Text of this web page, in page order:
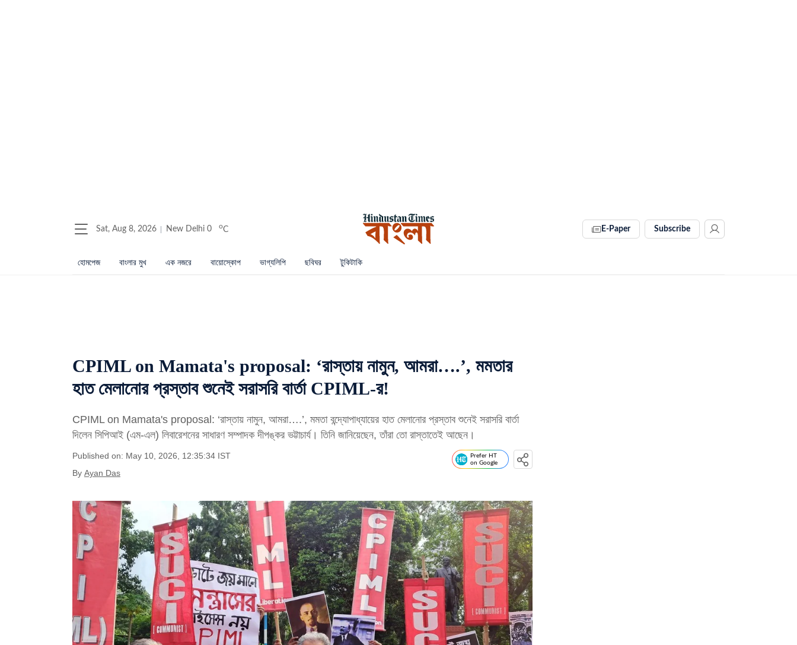
Sat, Aug 8, 2026 New Delhi 0 oC E-Paper Subscribe
হোমপেজ বাংলার মুখ এক নজরে বায়োস্কোপ ভাগ্যলিপি ছবিঘর টুকিটাকি
CPIML on Mamata's proposal: ‘রাস্তায় নামুন, আমরা….’, মমতার
হাত মেলানোর প্রস্তাব শুনেই সরাসরি বার্তা CPIML-র!
CPIML on Mamata's proposal: ‘রাস্তায় নামুন, আমরা….’, মমতা বন্দ্যোপাধ্যায়ের হাত মেলানোর প্রস্তাব শুনেই সরাসরি বার্তা
দিলেন সিপিআই (এম-এল) লিবারেশনের সাধারণ সম্পাদক দীপঙ্কর ভট্টাচার্য। তিনি জানিয়েছেন, তাঁরা তো রাস্তাতেই আছেন।
Published on: May 10, 2026, 12:35:34 IST
By Ayan Das
Prefer HT
on Google